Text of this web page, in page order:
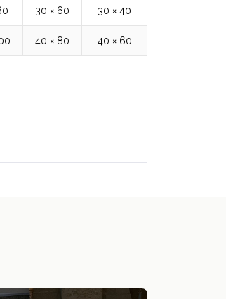
30 × 60 30 × 40
40 × 80 40 × 60